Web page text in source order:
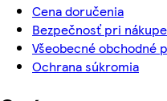
Cena doručenia
Bezpečnosť pri nákupe
Všeobecné obchodné
Ochrana súkromia